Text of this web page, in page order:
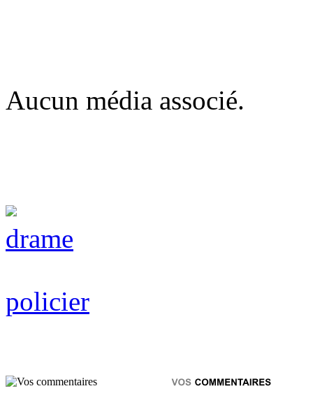
Aucun média associé.
drame
policier